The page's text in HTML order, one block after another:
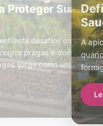
Definitivo
Saudável
A apicultura
quando se trata de
formigas
comprometer a
Leia mais